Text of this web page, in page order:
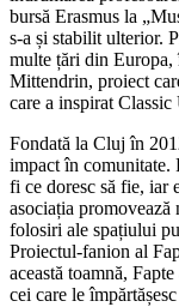
bursă Erasmus la
s-a și stabilit ulterior.
multe țări din
Mittendrin, proiect
care a inspirat
Fondată la Cluj în
impact în comunitate.
fi ce doresc să fie, iar
asociația
folosiri ale spațiului
Proiectul-fanion al
această toamnă,
cei care le